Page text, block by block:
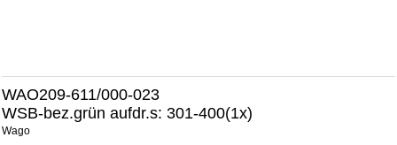
WAO209-611/000-023
WSB-bez.grün aufdr.s: 301-400(1x)
Wago